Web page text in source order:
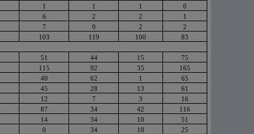
1 1 1
0
6 2 2
1
7 0 2
2
103 119 100
83
51 44 15
75
115 92 35
165
40 62 1
65
45 28 13
61
12 7 3
16
87 34 42
116
14 34 10
51
0 34 10
25